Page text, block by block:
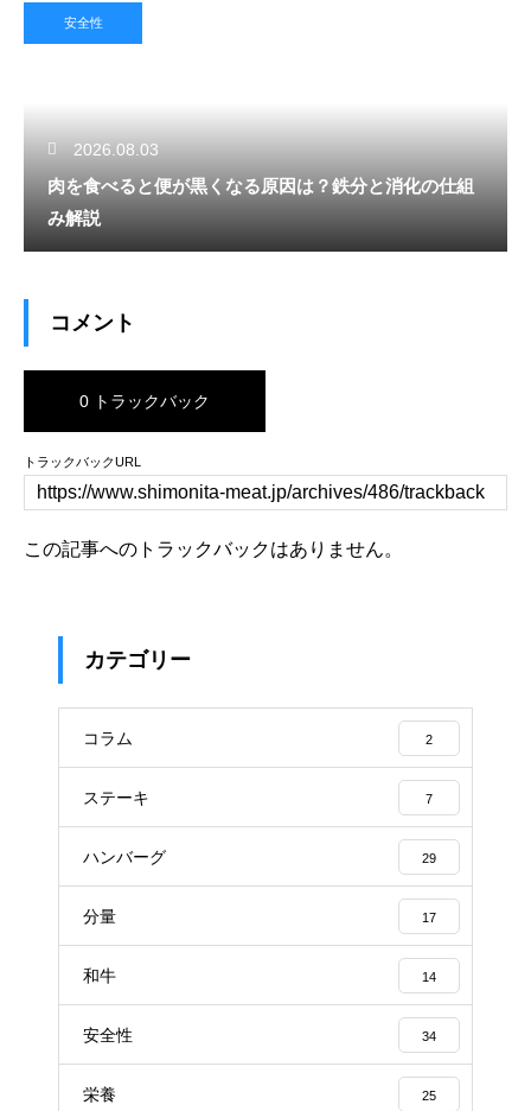
安全性
2026.08.03
肉を食べると便が黒くなる原因は？鉄分と消化の仕組
み解説
コメント
0 トラックバック
トラックバックURL
この記事へのトラックバックはありません。
カテゴリー
コラム 2
ステーキ 7
ハンバーグ 29
分量 17
和牛 14
安全性 34
栄養 25